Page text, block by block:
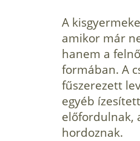
A
amikor már
hanem a
formában. A
fűszerezett
egyéb
előfordulnak,
hordoz­nak.